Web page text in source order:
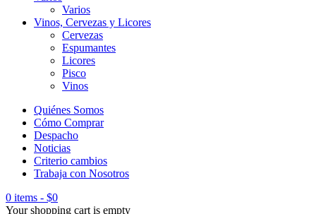
Varios
Vinos, Cervezas y Licores
Cervezas
Espumantes
Licores
Pisco
Vinos
Quiénes Somos
Cómo Comprar
Despacho
Noticias
Criterio cambios
Trabaja con Nosotros
0 items - $0
Your shopping cart is empty